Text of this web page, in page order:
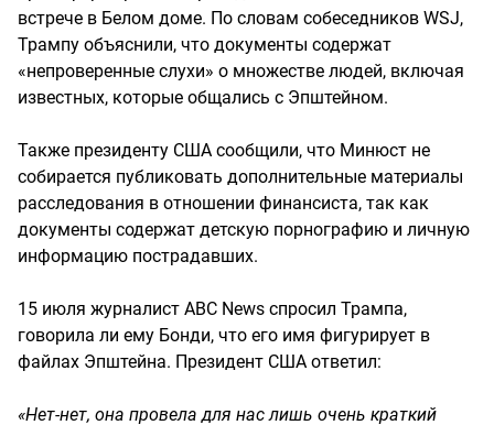
встрече в Белом доме. По словам собеседников WSJ,
Трампу объяснили, что документы содержат
«непроверенные слухи» о множестве людей, включая
известных, которые общались с Эпштейном.
Также президенту США сообщили, что Минюст не
собирается публиковать дополнительные материалы
расследования в отношении финансиста, так как
документы содержат детскую порнографию и личную
информацию пострадавших.
15 июля журналист ABC News спросил Трампа,
говорила ли ему Бонди, что его имя фигурирует в
файлах Эпштейна. Президент США ответил:
«Нет-нет, она провела для нас лишь очень краткий